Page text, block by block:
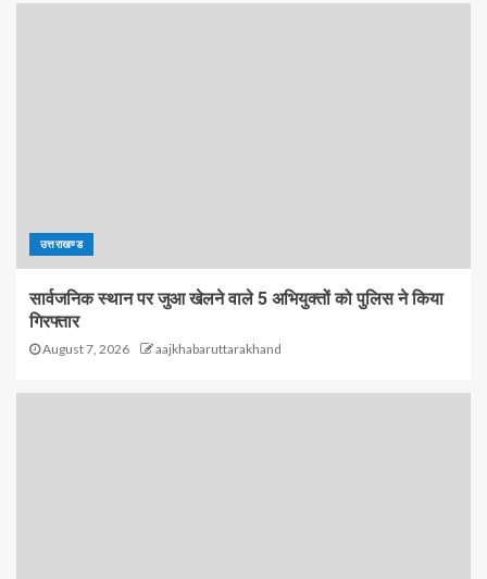
उत्तराखण्ड
सार्वजनिक स्थान पर जुआ खेलने वाले 5 अभियुक्तों को पुलिस ने किया
गिरफ्तार
August 7, 2026 aajkhabaruttarakhand